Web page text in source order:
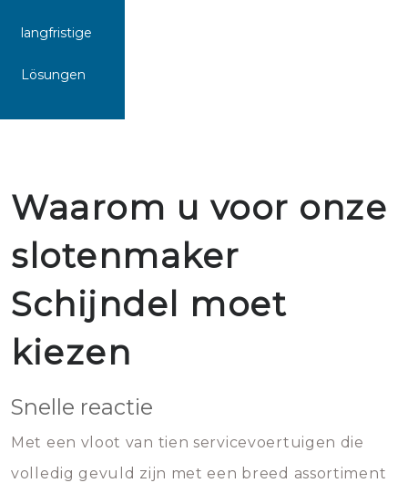
langfristige
Lösungen
Waarom u voor onze
slotenmaker
Schijndel moet
kiezen
Snelle reactie
Met een vloot van tien servicevoertuigen die
volledig gevuld zijn met een breed assortiment